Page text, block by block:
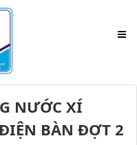
NƯỚC XÍ
BÀN ĐỢT 2